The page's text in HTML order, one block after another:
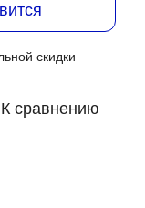
скидки
К сравнению